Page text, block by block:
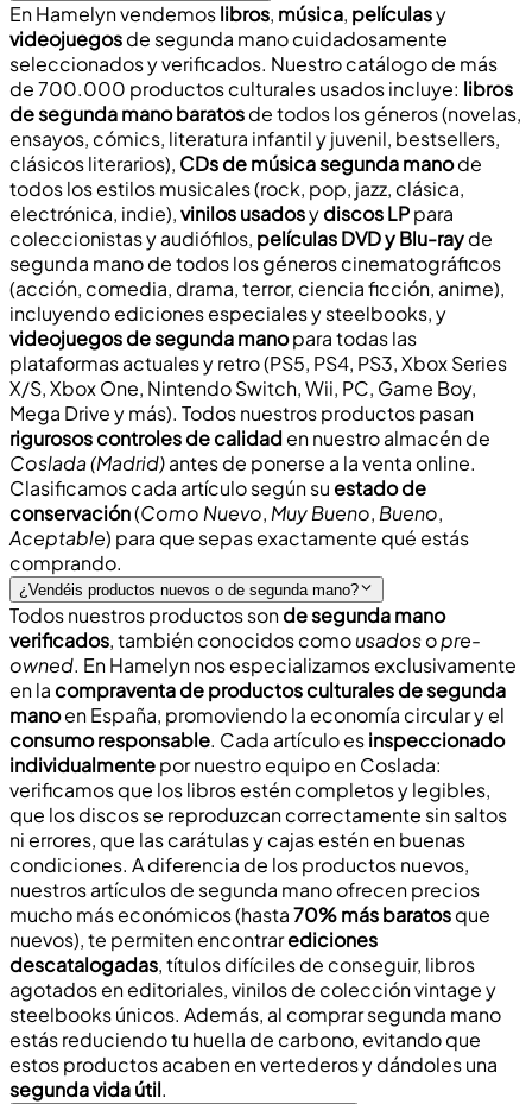
En Hamelyn vendemoslibros, música, películasy
videojuegosde segunda mano cuidadosamente
seleccionados y verificados. Nuestro catálogo de más
de700.000 productos culturalesusados incluye: libros
de segunda mano baratosde todos los géneros (novelas,
ensayos, cómics, literatura infantil y juvenil, bestsellers,
clásicos literarios), CDs de música segunda manode
todos los estilos musicales (rock, pop, jazz, clásica,
electrónica, indie),vinilos usadosydiscos LPpara
coleccionistas y audiófilos, películas DVD y Blu-rayde
segunda mano de todos los géneros cinematográficos
(acción, comedia, drama, terror, ciencia ficción, anime),
incluyendo ediciones especiales y steelbooks, y
videojuegos de segunda manopara todas las
plataformas actuales y retro (PS5, PS4, PS3, Xbox Series
X/S, Xbox One, Nintendo Switch, Wii, PC, Game Boy,
Mega Drive y más). Todos nuestros productos pasan
rigurosos controles de calidaden nuestro almacén de
Coslada (Madrid)antes de ponerse a la venta online.
Clasificamos cada artículo según suestado de
conservación(Como Nuevo, Muy Bueno, Bueno,
Aceptable) para que sepas exactamente qué estás
comprando.
¿Vendéis productos nuevos o de segunda mano?
Todos nuestros productos sonde segunda mano
verificados, también conocidos comousadosopre-
owned. En Hamelyn nos especializamos exclusivamente
en lacompraventa de productos culturales de segunda
manoen España, promoviendo laeconomía circulary el
consumo responsable. Cada artículo esinspeccionado
individualmentepor nuestro equipo en Coslada:
verificamos que los libros estén completos y legibles,
que los discos se reproduzcan correctamente sin saltos
ni errores, que las carátulas y cajas estén en buenas
condiciones. A diferencia de los productos nuevos,
nuestros artículos de segunda mano ofrecenprecios
mucho más económicos(hasta70% más baratosque
nuevos), te permiten encontrarediciones
descatalogadas, títulos difíciles de conseguir, libros
agotados en editoriales, vinilos de colección vintage y
steelbooks únicos. Además, al comprar segunda mano
estásreduciendo tu huella de carbono, evitando que
estos productos acaben en vertederos y dándoles una
segunda vida útil.